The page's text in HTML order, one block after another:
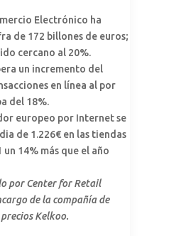
Electrónico ha
de 172 billones de euros;
cercano al 20%.
un incremento del
en línea al por
del 18%.
europeo por Internet se
de 1.226€ en las tiendas
un 14% más que el año
por Center for Retail
de la compañía de
Kelkoo.